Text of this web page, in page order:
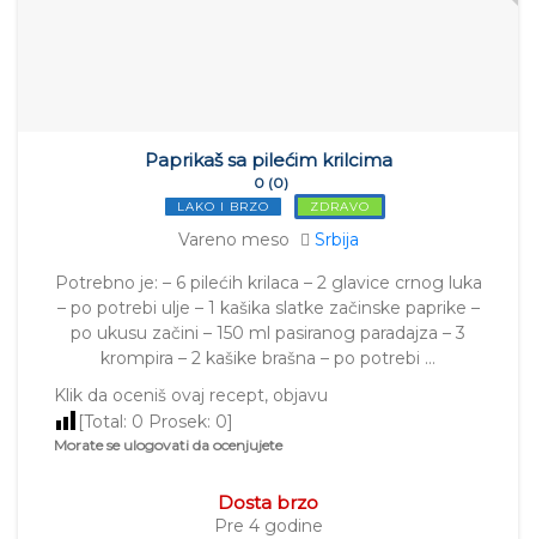
Paprikaš sa pilećim krilcima
0 (0)
LAKO I BRZO ZDRAVO
Vareno meso
Srbija
Potrebno je: – 6 pilećih krilaca – 2 glavice crnog luka
– po potrebi ulje – 1 kašika slatke začinske paprike –
po ukusu začini – 150 ml pasiranog paradajza – 3
krompira – 2 kašike brašna – po potrebi …
Klik da oceniš ovaj recept, objavu
[Total: 0 Prosek: 0]
Morate se ulogovati da ocenjujete
Dosta brzo
Pre 4 godine